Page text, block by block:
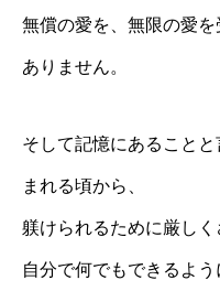
無償の愛を、無限の愛
ありません。
そして記憶にあること
まれる頃から、
躾けられるために厳しく
自分で何でもできるよ